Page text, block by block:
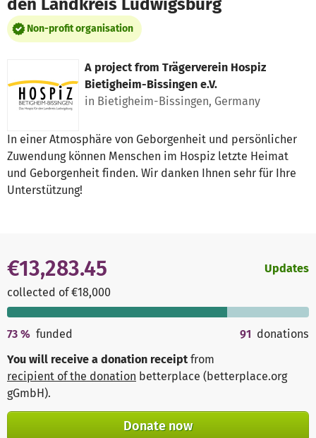
Non-profit organisation
A project from Trägerverein Hospiz
Bietigheim-Bissingen e.V.
in Bietigheim-Bissingen, Germany
In einer Atmosphäre von Geborgenheit und persönlicher
Zuwendung können Menschen im Hospiz letzte Heimat
und Geborgenheit finden. Wir danken Ihnen sehr für Ihre
Unterstützung!
€13,283.45
collected of €18,000
Updates
73 % funded 91 donations
You will receive a donation receipt from
recipient of the donation betterplace (betterplace.org
gGmbH).
Donate now